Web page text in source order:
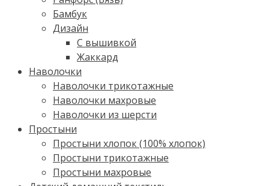
Бамбук
Дизайн
С вышивкой
Жаккард
Наволочки
Наволочки трикотажные
Наволочки махровые
Наволочки из шерсти
Простыни
Простыни хлопок (100% хлопок)
Простыни трикотажные
Простыни махровые